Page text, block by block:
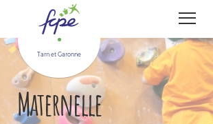
Tarn et Garonne
Maternelle